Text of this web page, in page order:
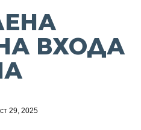
ВХОДА
29, 2025